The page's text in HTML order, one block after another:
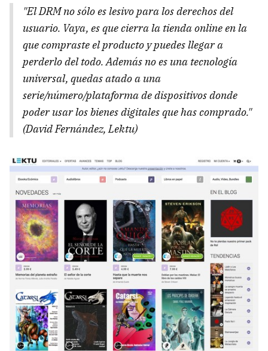
"El DRM no sólo es lesivo para los derechos del
usuario. Vaya, es que cierra la tienda online en la
que compraste el producto y puedes llegar a
perderlo del todo. Además no es una tecnología
universal, quedas atado a una
serie/número/plataforma de dispositivos donde
poder usar los bienes digitales que has comprado."
(David Fernández, Lektu)